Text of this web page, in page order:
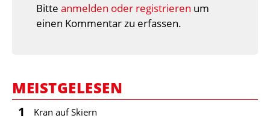
Bitte anmelden oder registrieren um
einen Kommentar zu erfassen.
MEISTGELESEN
1 Kran auf Skiern